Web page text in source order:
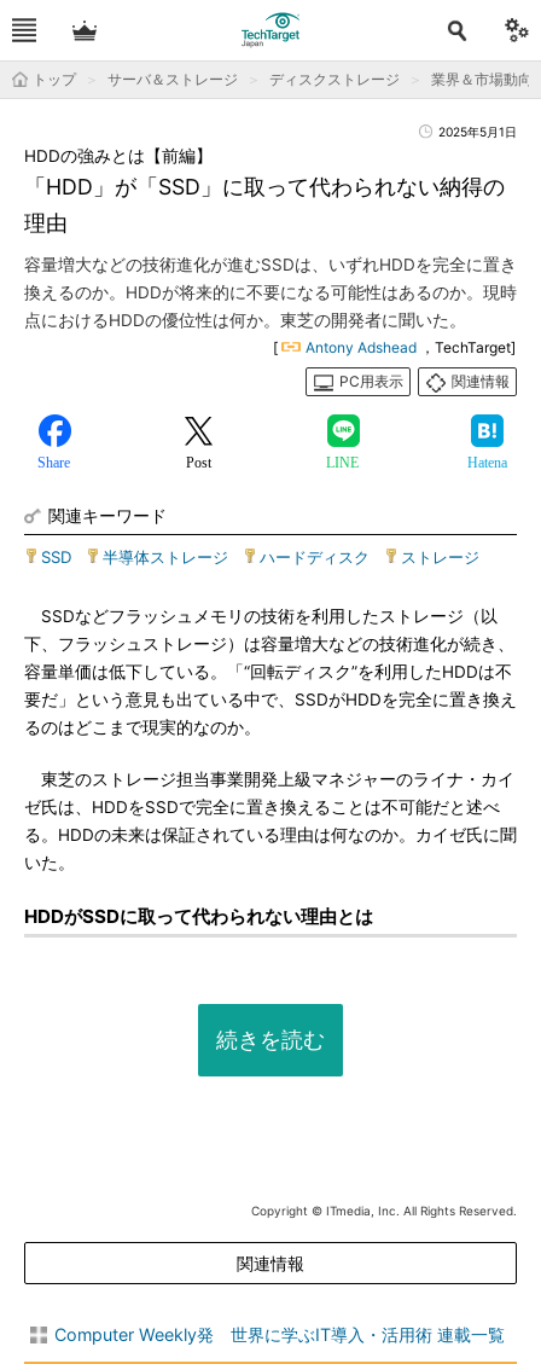
トップ サーバ＆ストレージ ディスクストレージ 業界＆市場動向
2025年5月1日
「HDD」が「SSD」に取って代わられない納得の
理由
HDDの強みとは【前編】
容量増大などの技術進化が進むSSDは、いずれHDDを完全に置き
換えるのか。HDDが将来的に不要になる可能性はあるのか。現時
点におけるHDDの優位性は何か。東芝の開発者に聞いた。
[ Antony Adshead ，TechTarget]
PC用表示
関連情報
Share Post LINE Hatena
関連キーワード
SSD 半導体ストレージ ハードディスク ストレージ
SSDなどフラッシュメモリの技術を利用したストレージ（以
下、フラッシュストレージ）は容量増大などの技術進化が続き、
容量単価は低下している。「“回転ディスク”を利用したHDDは不
要だ」という意見も出ている中で、SSDがHDDを完全に置き換え
るのはどこまで現実的なのか。
東芝のストレージ担当事業開発上級マネジャーのライナ・カイ
ゼ氏は、HDDをSSDで完全に置き換えることは不可能だと述べ
る。HDDの未来は保証されている理由は何なのか。カイゼ氏に聞
いた。
HDDがSSDに取って代わられない理由とは
続きを読む
Copyright © ITmedia, Inc. All Rights Reserved.
関連情報
Computer Weekly発 世界に学ぶIT導入・活用術 連載一覧